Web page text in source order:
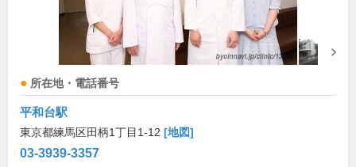
所在地・電話番号
平和台駅
東京都練馬区田柄1丁目1-12 [地図]
03-3939-3357